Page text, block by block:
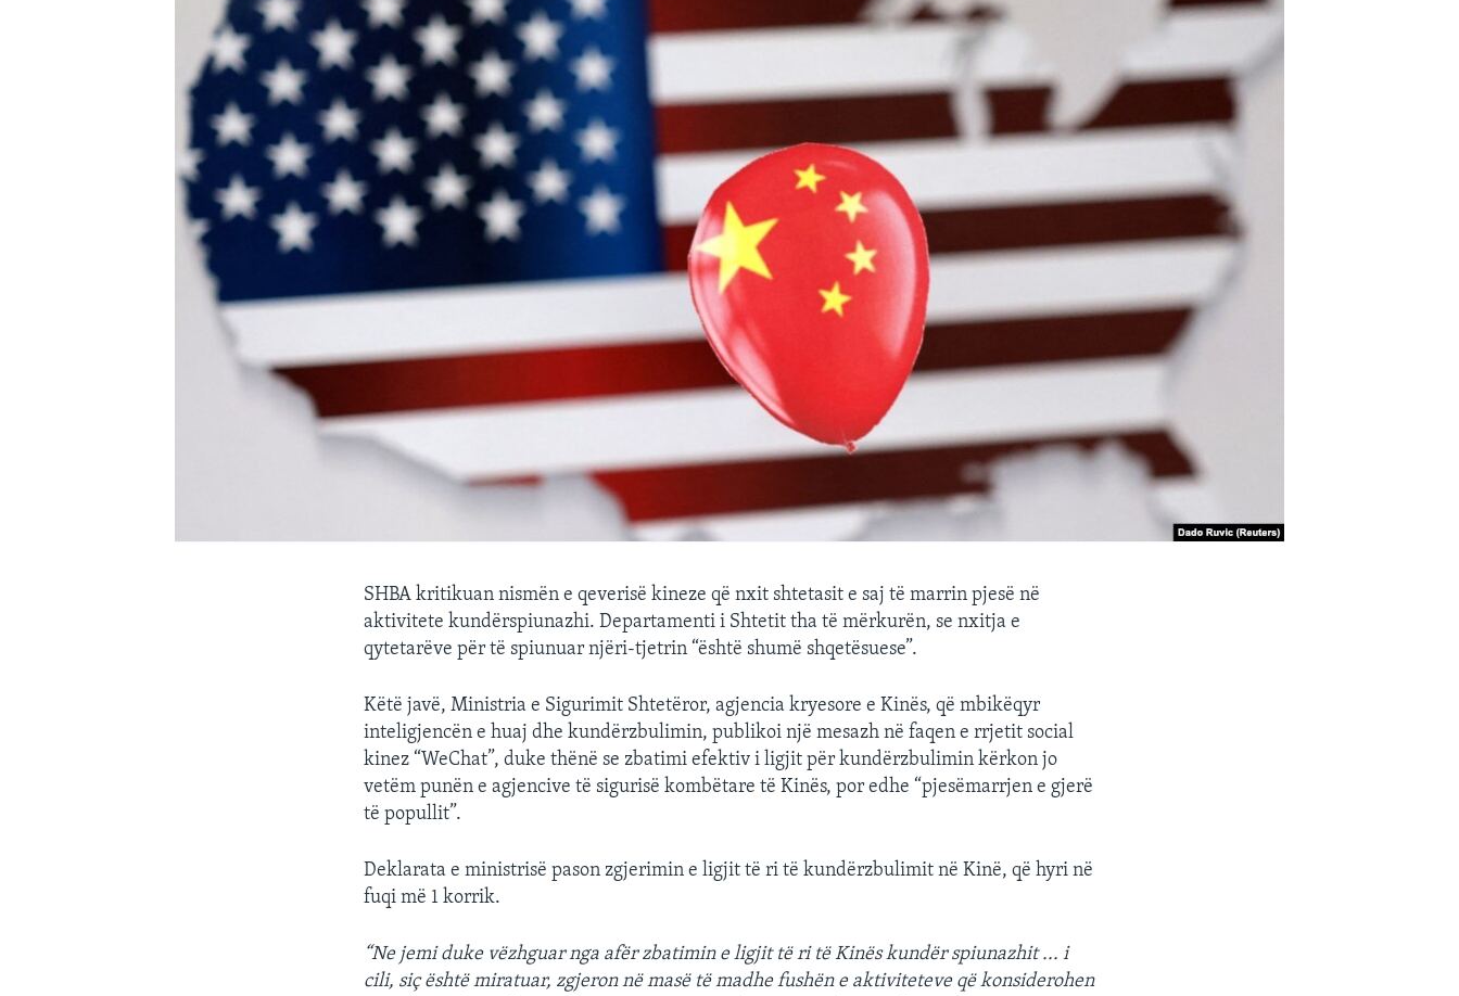
SHBA kritikuan nismën e qeverisë kineze që nxit shtetasit e saj të marrin pjesë në
aktivitete kundërspiunazhi. Departamenti i Shtetit tha të mërkurën, se nxitja e
qytetarëve për të spiunuar njëri-tjetrin “është shumë shqetësuese”.
Këtë javë, Ministria e Sigurimit Shtetëror, agjencia kryesore e Kinës, që mbikëqyr
inteligjencën e huaj dhe kundërzbulimin, publikoi një mesazh në faqen e rrjetit social
kinez “WeChat”, duke thënë se zbatimi efektiv i ligjit për kundërzbulimin kërkon jo
vetëm punën e agjencive të sigurisë kombëtare të Kinës, por edhe “pjesëmarrjen e gjerë
të popullit”.
Deklarata e ministrisë pason zgjerimin e ligjit të ri të kundërzbulimit në Kinë, që hyri në
fuqi më 1 korrik.
“Ne jemi duke vëzhguar nga afër zbatimin e ligjit të ri të Kinës kundër spiunazhit ... i
cili, siç është miratuar, zgjeron në masë të madhe fushën e aktiviteteve që konsiderohen